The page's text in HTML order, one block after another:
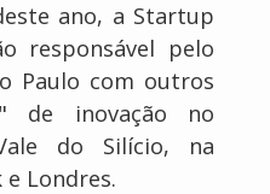
ano, a Startup
responsável pelo
Paulo com outros
de inovação no
do Silício, na
Londres.